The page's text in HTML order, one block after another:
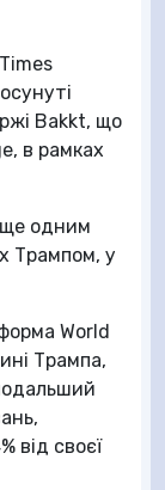
Bakkt, що
в рамках
ще одним
Трампом, у
World
Трампа,
від своєї